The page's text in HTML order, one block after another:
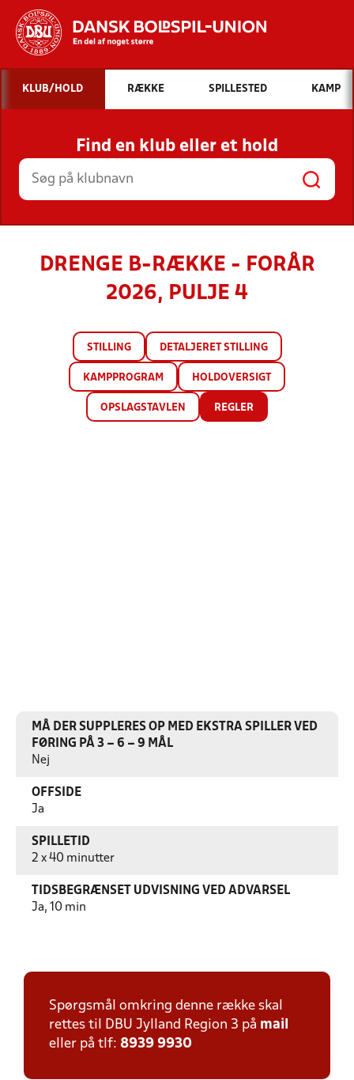
Hvad vil du søge efter?
INDHOLD OG NYHEDER
STILLINGER, RESULTATER, KLUBBER OG
HOLD
KLUB/HOLD RÆKKE SPILLESTED KAMP
Find en klub eller et hold
DRENGE B-RÆKKE - FORÅR
2026, PULJE 4
STILLING DETALJERET STILLING
KAMPPROGRAM HOLDOVERSIGT
OPSLAGSTAVLEN REGLER
MÅ DER SUPPLERES OP MED EKSTRA SPILLER VED
FØRING PÅ 3 – 6 – 9 MÅL
Nej
OFFSIDE
Ja
SPILLETID
2 x 40 minutter
TIDSBEGRÆNSET UDVISNING VED ADVARSEL
Ja, 10 min
Spørgsmål omkring denne række skal
rettes til DBU Jylland Region 3 på mail
eller på tlf: 8939 9930